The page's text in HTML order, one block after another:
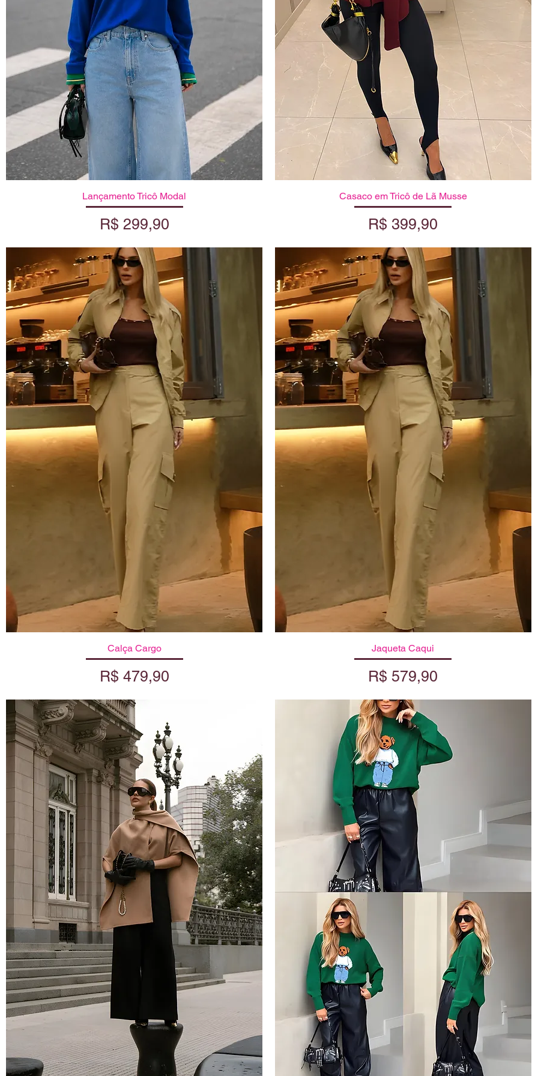
Visualização rápida
Lançamento Tricô Modal
Preço
R$ 299,90
Visualização rápida
Casaco em Tricô de Lã Musse
Preço
R$ 399,90
Visualização rápida
Calça Cargo
Preço
R$ 479,90
Visualização rápida
Jaqueta Caqui
Preço
R$ 579,90